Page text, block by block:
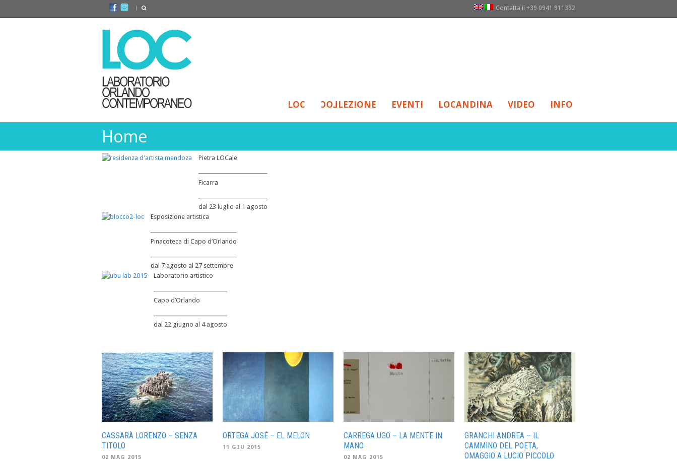
Contatta il +39 0941 911392
LOC LOCLEZIONE EVENTI LOCANDINA VIDEO INFO
Home
Pietra LOCale
Ficarra
dal 23 luglio al 1 agosto
Esposizione artistica
Pinacoteca di Capo d’Orlando
dal 7 agosto al 27 settembre
Laboratorio artistico
Capo d’Orlando
dal 22 giugno al 4 agosto
CASSARÀ LORENZO – SENZA
TITOLO
02 MAG 2015
ORTEGA JOSÈ – EL MELON
11 GIU 2015
CARREGA UGO – LA MENTE IN
MANO
02 MAG 2015
GRANCHI ANDREA – IL
CAMMINO DEL POETA,
OMAGGIO A LUCIO PICCOLO